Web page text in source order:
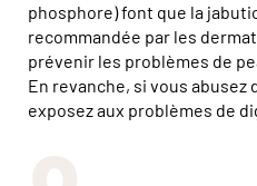
phosphore) font que la
recommandée par les
prévenir les problèmes de
En revanche, si vous abusez
exposez aux problèmes de